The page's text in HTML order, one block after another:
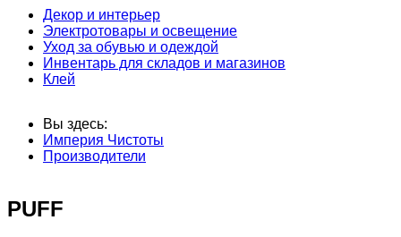
Декор и интерьер
Электротовары и освещение
Уход за обувью и одеждой
Инвентарь для складов и магазинов
Клей
Вы здесь:
Империя Чистоты
Производители
PUFF